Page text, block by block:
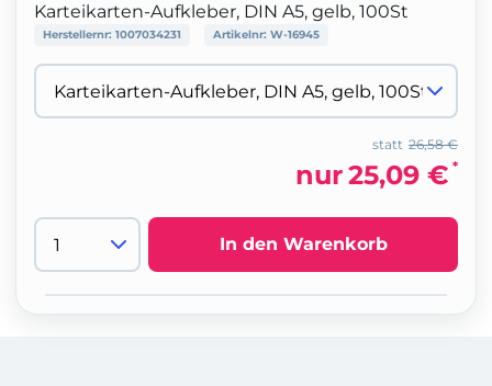
Karteikarten-Aufkleber, DIN A5, gelb, 100St
Herstellernr: 1007034231 Artikelnr: W-16945
26,58 €
statt
nur25,09 € *
In den Warenkorb